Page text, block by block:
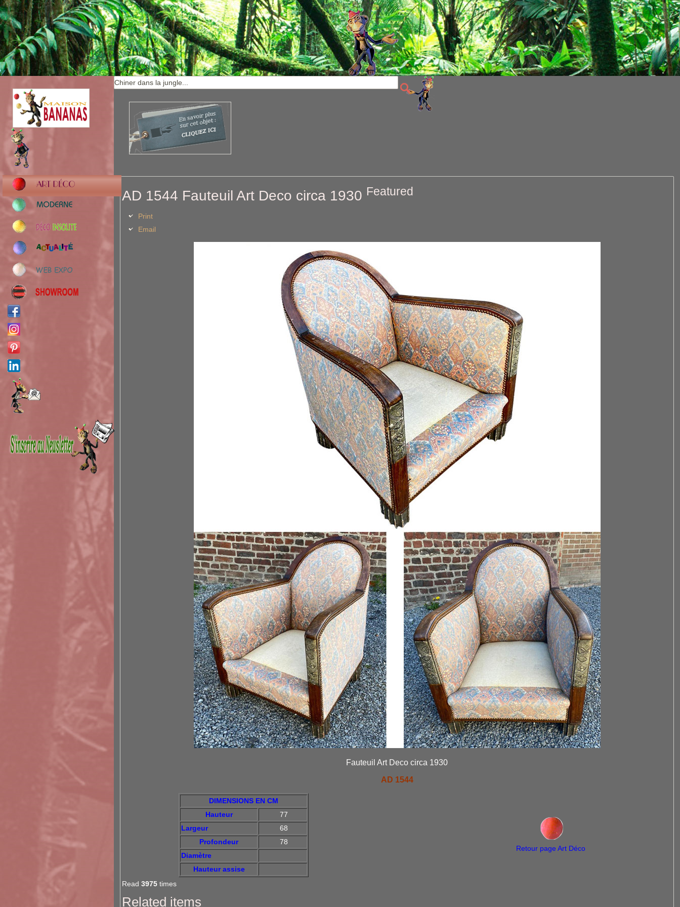
AD 1544 Fauteuil Art Deco circa 1930 Featured
Print
Email
Fauteuil Art Deco circa 1930
AD 1544
DIMENSIONS EN CM
Hauteur
77
Largeur
68
Profondeur
78
Diamètre
Hauteur assise
Retour page Art Déco
Read 3975 times
Related items